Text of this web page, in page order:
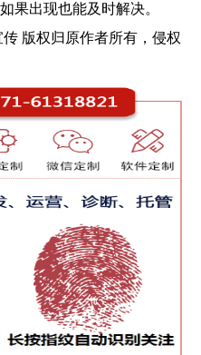
果出现也能及时解决。
版权归原作者所有，侵权